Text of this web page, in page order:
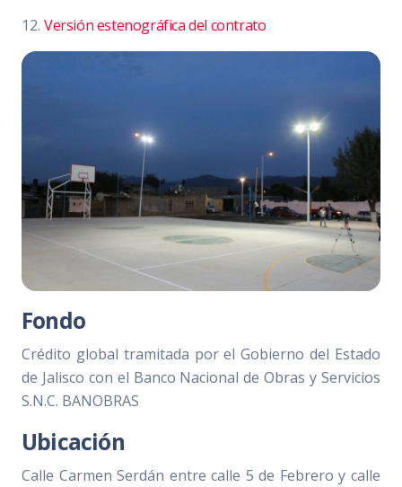
12. Versión estenográfica del contrato
Fondo
Crédito global tramitada por el Gobierno del Estado
de Jalisco con el Banco Nacional de Obras y Servicios
S.N.C. BANOBRAS
Ubicación
Calle Carmen Serdán entre calle 5 de Febrero y calle